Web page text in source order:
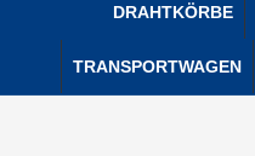
DRAHTKÖRBE
TRANSPORTWAGEN